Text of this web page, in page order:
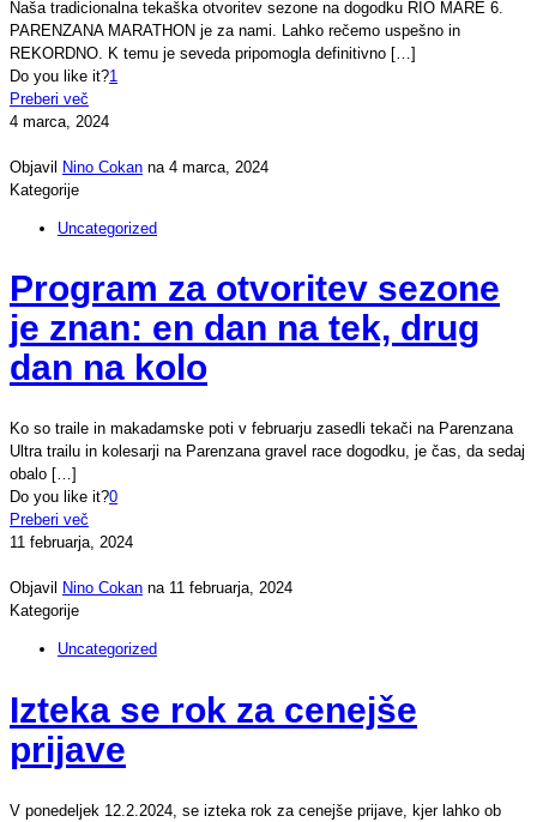
Naša tradicionalna tekaška otvoritev sezone na dogodku RIO MARE 6.
PARENZANA MARATHON je za nami. Lahko rečemo uspešno in
REKORDNO. K temu je seveda pripomogla definitivno […]
Do you like it?1
Preberi več
4 marca, 2024
Objavil Nino Cokan na 4 marca, 2024
Kategorije
Uncategorized
Program za otvoritev sezone
je znan: en dan na tek, drug
dan na kolo
Ko so traile in makadamske poti v februarju zasedli tekači na Parenzana
Ultra trailu in kolesarji na Parenzana gravel race dogodku, je čas, da sedaj
obalo […]
Do you like it?0
Preberi več
11 februarja, 2024
Objavil Nino Cokan na 11 februarja, 2024
Kategorije
Uncategorized
Izteka se rok za cenejše
prijave
V ponedeljek 12.2.2024, se izteka rok za cenejše prijave, kjer lahko ob